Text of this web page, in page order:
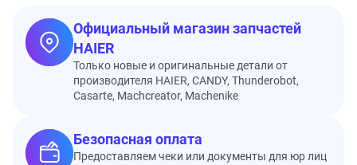
Официальный магазин запчастей
HAIER
Только новые и оригинальные детали от
производителя HAIER, CANDY, Thunderobot,
Casarte, Machcreator, Machenike
Безопасная оплата
Предоставляем чеки или документы для юр лиц